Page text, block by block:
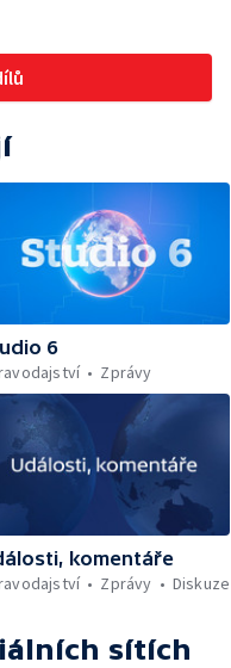
6
Zprávy
komentáře
Zprávy Diskuze
sítích